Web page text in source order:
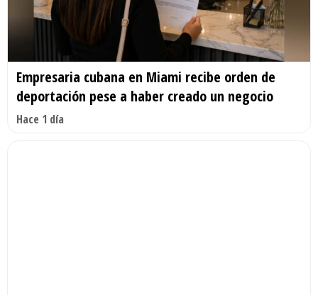
Empresaria cubana en Miami recibe orden de
deportación pese a haber creado un negocio
Hace 1 día